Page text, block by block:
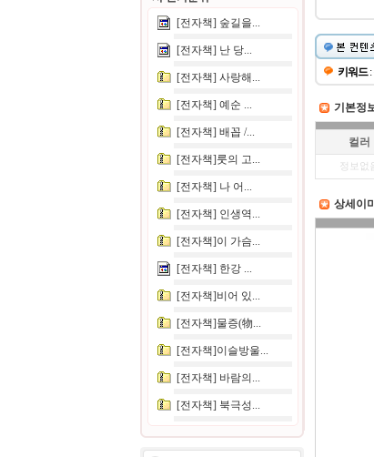
[전자책] 숲길을...
[전자책] 난 당...
[전자책] 사랑해...
[전자책] 예순 ...
[전자책] 배꼽 /...
[전자책]룻의 고...
[전자책] 나 어...
[전자책] 인생역...
[전자책]이 가슴...
[전자책] 한강 ...
[전자책]비어 있...
[전자책]물증(物...
[전자책]이슬방울...
[전자책] 바람의...
[전자책] 북극성...
키워드:
기본정
컬러
정보없
상세이